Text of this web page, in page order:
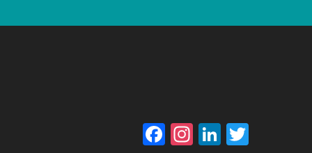
Facebook
Instagram
LinkedIn